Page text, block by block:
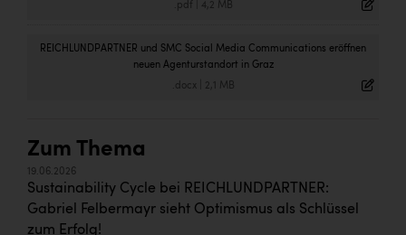
.pdf 4,2 MB
REICHLUNDPARTNER und SMC Social Media Communications eröffnen
neuen Agenturstandort in Graz
.docx| 2,1 MB
Zum Thema
19.06.2026
Sustainability Cycle bei REICHLUNDPARTNER:
Gabriel Felbermayr sieht Optimismus als Schlüssel
zum Erfolg!